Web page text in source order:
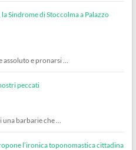
Sindrome di Stoccolma a Palazzo
e pronarsi …
peccati
barbarie che …
l’ironica toponomastica cittadina